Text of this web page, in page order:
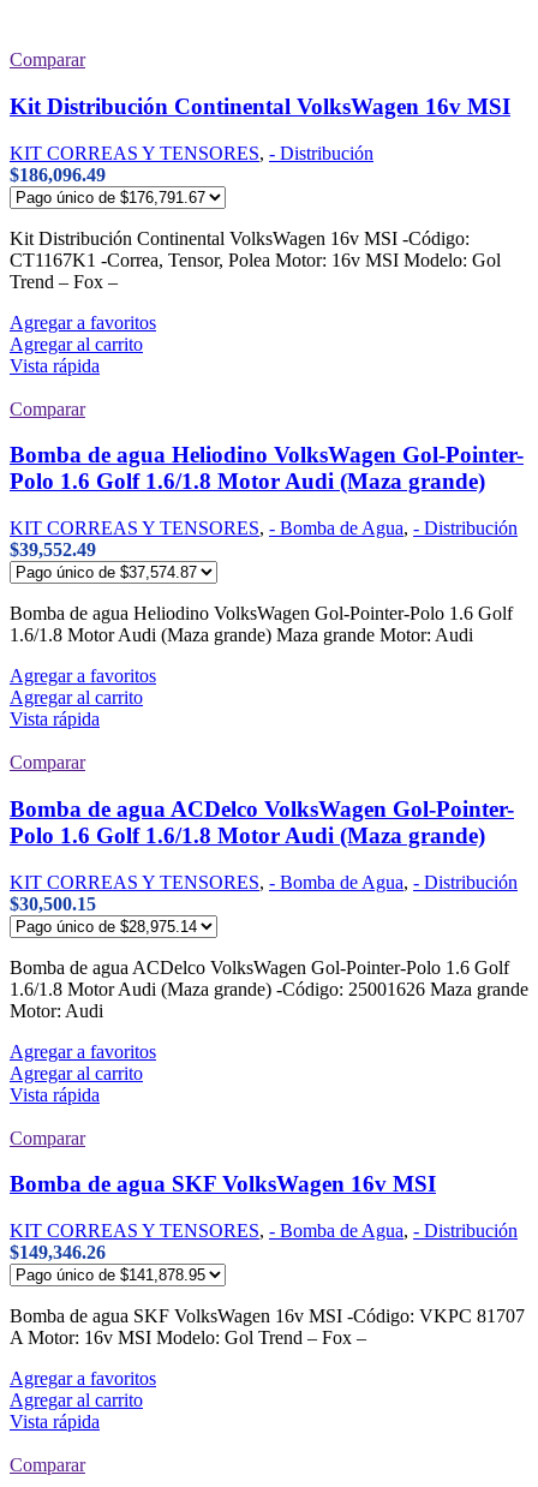
Comparar
Kit Distribución Continental VolksWagen 16v MSI
KIT CORREAS Y TENSORES, - Distribución
$186,096.49
Kit Distribución Continental VolksWagen 16v MSI -Código:
CT1167K1 -Correa, Tensor, Polea Motor: 16v MSI Modelo: Gol
Trend – Fox –
Agregar a favoritos
Agregar al carrito
Vista rápida
Comparar
Bomba de agua Heliodino VolksWagen Gol-Pointer-
Polo 1.6 Golf 1.6/1.8 Motor Audi (Maza grande)
KIT CORREAS Y TENSORES, - Bomba de Agua, - Distribución
$39,552.49
Bomba de agua Heliodino VolksWagen Gol-Pointer-Polo 1.6 Golf
1.6/1.8 Motor Audi (Maza grande) Maza grande Motor: Audi
Agregar a favoritos
Agregar al carrito
Vista rápida
Comparar
Bomba de agua ACDelco VolksWagen Gol-Pointer-
Polo 1.6 Golf 1.6/1.8 Motor Audi (Maza grande)
KIT CORREAS Y TENSORES, - Bomba de Agua, - Distribución
$30,500.15
Bomba de agua ACDelco VolksWagen Gol-Pointer-Polo 1.6 Golf
1.6/1.8 Motor Audi (Maza grande) -Código: 25001626 Maza grande
Motor: Audi
Agregar a favoritos
Agregar al carrito
Vista rápida
Comparar
Bomba de agua SKF VolksWagen 16v MSI
KIT CORREAS Y TENSORES, - Bomba de Agua, - Distribución
$149,346.26
Bomba de agua SKF VolksWagen 16v MSI -Código: VKPC 81707
A Motor: 16v MSI Modelo: Gol Trend – Fox –
Agregar a favoritos
Agregar al carrito
Vista rápida
Comparar